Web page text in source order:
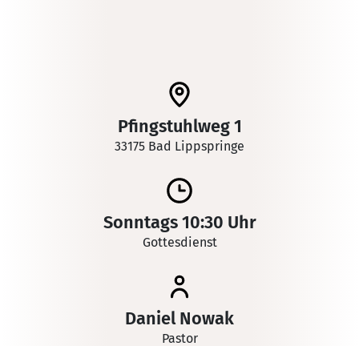
Pfingstuhlweg 1
33175 Bad Lippspringe
Sonntags 10:30 Uhr
Gottesdienst
Daniel Nowak
Pastor